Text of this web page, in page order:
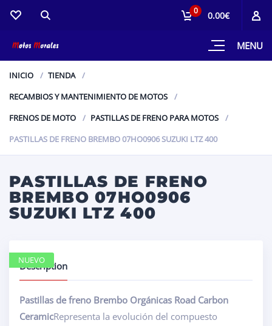
MENU
0 0.00€
INICIO
TIENDA
RECAMBIOS Y MANTENIMIENTO DE MOTOS
FRENOS DE MOTO
PASTILLAS DE FRENO PARA MOTOS
PASTILLAS DE FRENO BREMBO 07HO0906 SUZUKI LTZ 400
PASTILLAS DE FRENO
BREMBO 07HO0906
SUZUKI LTZ 400
Description
Pastillas de freno Brembo Orgánicas Road Carbon
CeramicRepresenta la evolución del compuesto
NUEVO